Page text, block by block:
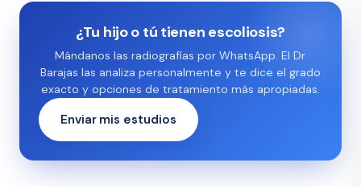
¿Tu hijo o tú tienen escoliosis?
Mándanos las radiografías por WhatsApp. El Dr.
Barajas las analiza personalmente y te dice el grado
exacto y opciones de tratamiento más apropiadas.
Enviar mis estudios